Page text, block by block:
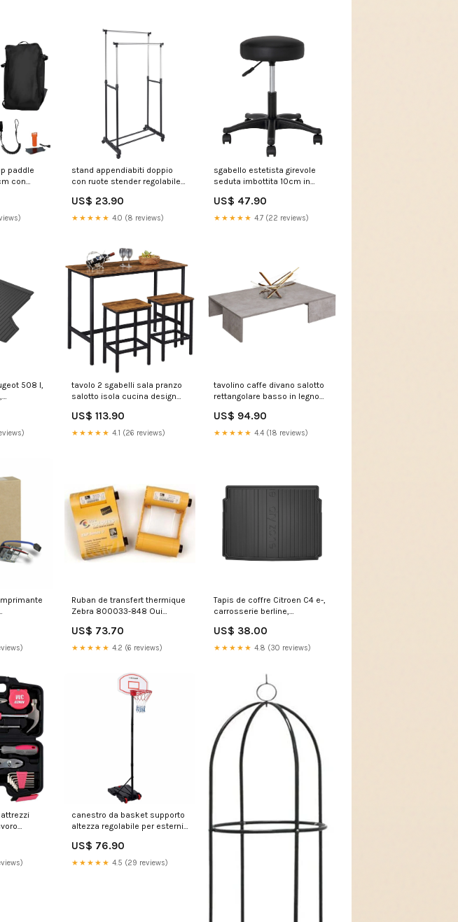
paddle
con
stand appendiabiti doppio
con ruote stender regolabile
299096 VE1221AZEL023-CR
US$ 23.90
★★★★★ 4.0 (8 reviews)
sgabello estetista girevole
seduta imbottita 10cm in
299082 T20010X
US$ 47.90
★★★★★ 4.7 (22 reviews)
508 I,
en
tavolo 2 sgabelli sala pranzo
salotto isola cucina design
VE8019ANNA001-CT
US$ 113.90
★★★★★ 4.1 (26 reviews)
tavolino caffe divano salotto
rettangolare basso in legno
BRX-EASY
US$ 94.90
★★★★★ 4.4 (18 reviews)
Ruban de transfert thermique
Zebra 800033-848 Oui
US$ 73.70
★★★★★ 4.2 (6 reviews)
Tapis de coffre Citroen C4 e-,
carrosserie berline,
coffre supérieur | DZ413948
submodel 6927
US$ 38.00
★★★★★ 4.8 (30 reviews)
canestro da basket supporto
altezza regolabile per esterni
299173 101.119.02
US$ 76.90
★★★★★ 4.5 (29 reviews)